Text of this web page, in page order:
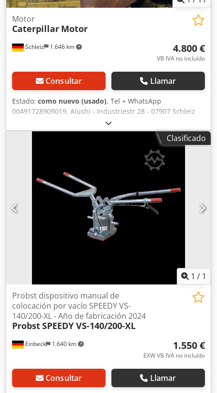
Schleiz 1.646 km
Motor
Caterpillar Motor
4.800 €
VB IVA no incluído
Consultar Llamar
Estado: como nuevo (usado), Tel + WhatsApp
00491728909019. Alushi - Industriestr 28 - 07907 Schleiz
Clasificado
1 / 1
Einbeck 1.640 km
Probst dispositivo manual de
colocación por vacío SPEEDY VS-
140/200-XL - Año de fabricación 2024
ProbstSPEEDY VS-140/200-XL
1.550 €
EXW VB IVA no incluído
Consultar Llamar